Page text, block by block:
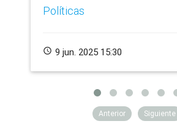
Políticas
schedule 9 jun. 2025 15:30
Anterior Siguiente